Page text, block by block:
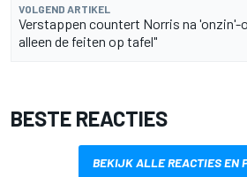
VOLGEND ARTIKEL
Verstappen countert Norris na 'onzin'-
alleen de feiten op tafel"
BESTE REACTIES
BEKIJK ALLE REACTIES EN